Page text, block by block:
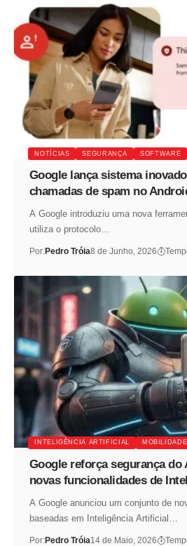
NOTÍCIAS SEGURANÇA SOFTWARE
Google lança sistema
chamadas de spam no
A Google introduziu uma nova
utiliza o protocolo…
Por:Pedro Tróia8 de Junho, 2026
INTELIGÊNCIA ARTIFICIAL MOBILIDADE
Google reforça segurança do
novas funcionalidades de
A Google anunciou um conjunto de
baseadas em Inteligência Artificial…
Por:Pedro Tróia14 de Maio, 2026